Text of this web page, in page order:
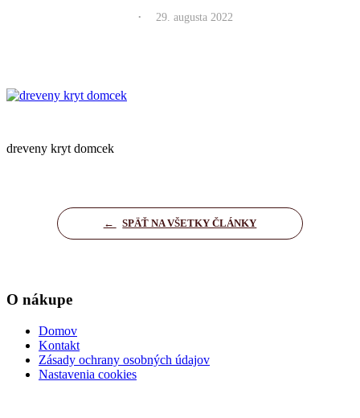
. 29. augusta 2022
dreveny kryt domcek
← SPÄŤ NA VŠETKY ČLÁNKY
O nákupe
Domov
Kontakt
Zásady ochrany osobných údajov
Nastavenia cookies